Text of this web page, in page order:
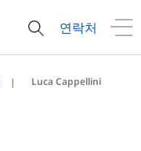
연락처
Luca Cappellini